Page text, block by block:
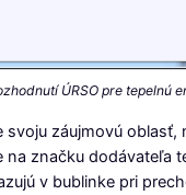
ÚRSO pre tepelnú
svoju záujmovú oblasť,
na značku dodávateľa
v bublinke pri